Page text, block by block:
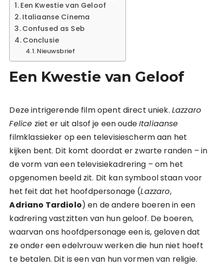
Een Kwestie van Geloof
Italiaanse Cinema
Confused as Seb
Conclusie
Nieuwsbrief
Een Kwestie van Geloof
Deze intrigerende film opent direct uniek. Lazzaro
Felice ziet er uit alsof je een oudeItaliaanse
filmklassieker op een televisiescherm aan het
kijken bent. Dit komt doordat er zwarte randen – in
de vorm van een televisiekadrering – om het
opgenomen beeld zit. Dit kan symbool staan voor
het feit dat het hoofdpersonage (Lazzaro,
Adriano Tardiolo) en de andere boeren in een
kadrering vastzitten van hun geloof. De boeren,
waarvan ons hoofdpersonage een is, geloven dat
ze onder een edelvrouw werken die hun niet hoeft
te betalen. Dit is een van hun vormen van religie.